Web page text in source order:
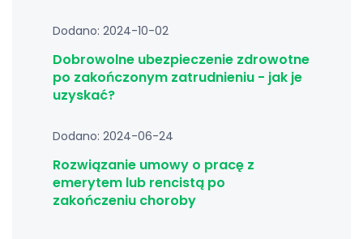
Dodano: 2024-10-02
Dobrowolne ubezpieczenie zdrowotne
po zakończonym zatrudnieniu - jak je
uzyskać?
Dodano: 2024-06-24
Rozwiązanie umowy o pracę z
emerytem lub rencistą po
zakończeniu choroby